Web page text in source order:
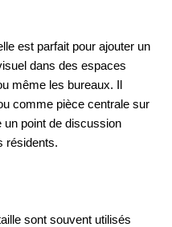
est parfait pour ajouter un
dans des espaces
même les bureaux. Il
comme pièce centrale sur
un point de discussion
résidents.
sont souvent utilisés